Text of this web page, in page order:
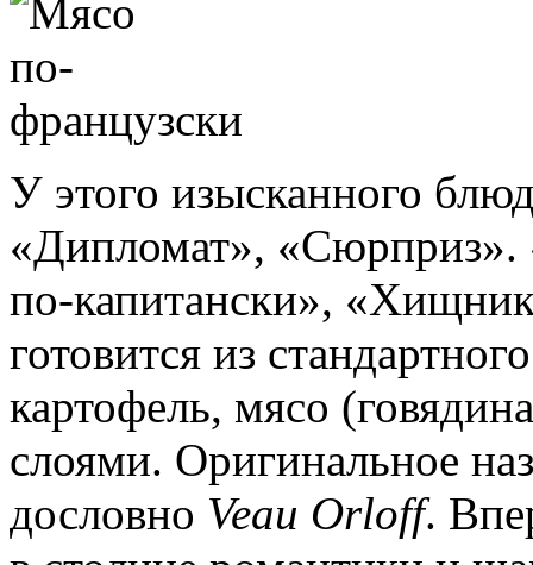
У этого изысканного
«Дипломат»,
по-капитански»,
готовится из
картофель, мясо
слоями. Оригинальное
дословно Veau Orloff.